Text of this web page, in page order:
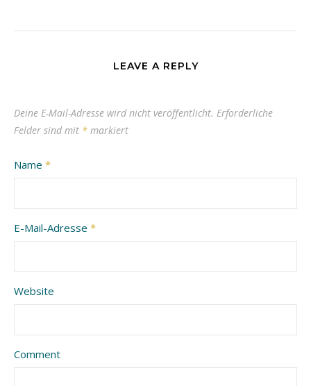
LEAVE A REPLY
Deine E-Mail-Adresse wird nicht veröffentlicht. Erforderliche
Felder sind mit * markiert
Name *
E-Mail-Adresse *
Website
Comment